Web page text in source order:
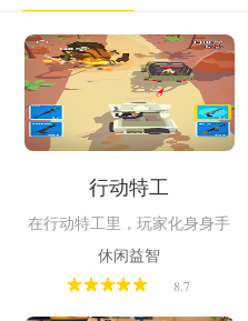
行动特工
在行动特工里，玩家化身身手
矫健的特工，潜入各种场景执
行任务。游戏中敌人众多且警
觉，你得巧妙利用掩体躲避攻
休闲益智
8.7